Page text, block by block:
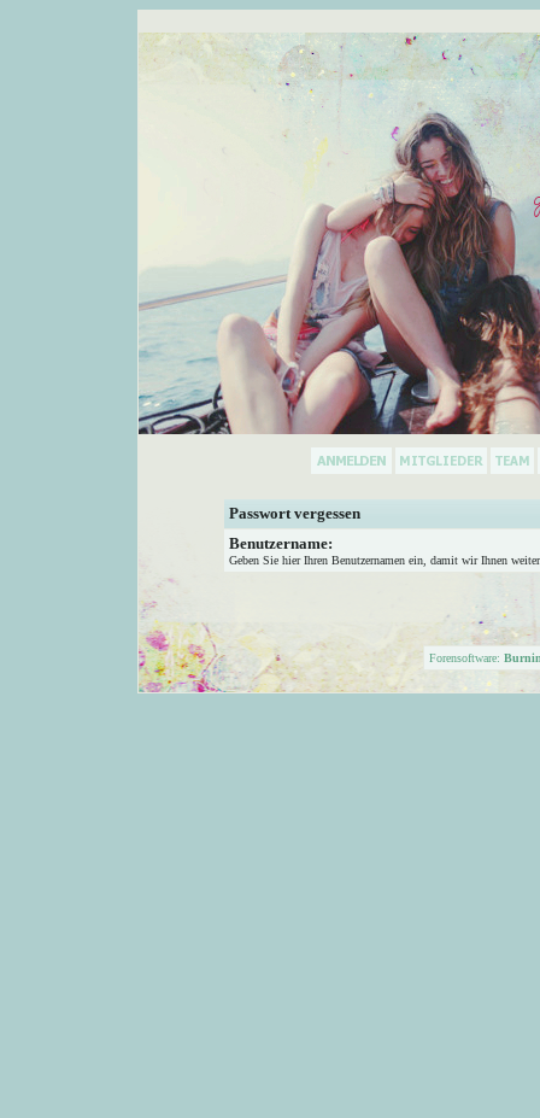
Passwort vergessen
Benutzername:
Geben Sie hier Ihren Benutzernamen ein, damit wir Ihnen
Forensoftware: